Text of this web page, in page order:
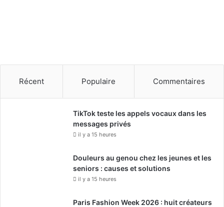
Récent Populaire Commentaires
TikTok teste les appels vocaux dans les
messages privés
il y a 15 heures
Douleurs au genou chez les jeunes et les
seniors : causes et solutions
il y a 15 heures
Paris Fashion Week 2026 : huit créateurs